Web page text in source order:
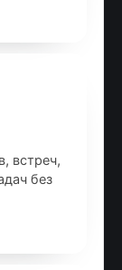
встреч,
без